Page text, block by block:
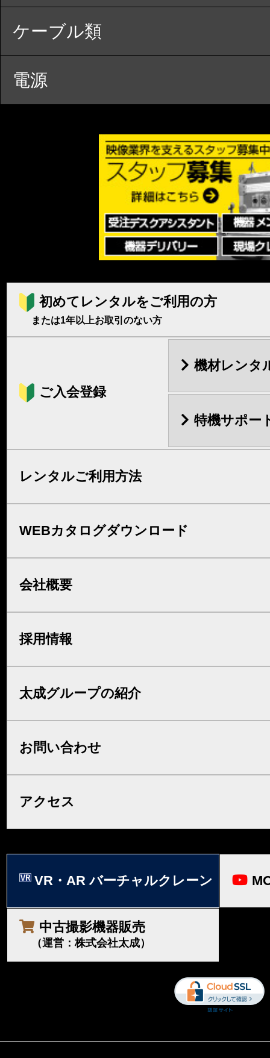
ケーブル類
電源
初めてレンタルをご利用の方
または1年以上お取引のない方
ご入会登録
機材レンタ
特機サポー
レンタルご利用方法
WEBカタログダウンロード
会社概要
採用情報
太成グループの紹介
お問い合わせ
アクセス
VR・AR バーチャルクレーン
中古撮影機器販売
（運営：株式会社太成）